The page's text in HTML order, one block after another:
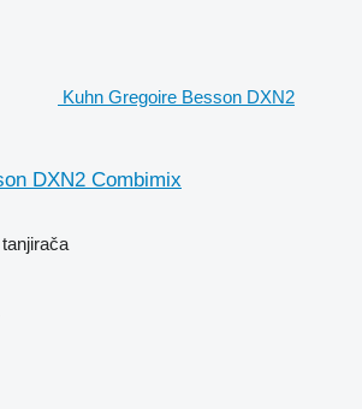
Kuhn Gregoire Besson DXN2
DXN2 Combimix